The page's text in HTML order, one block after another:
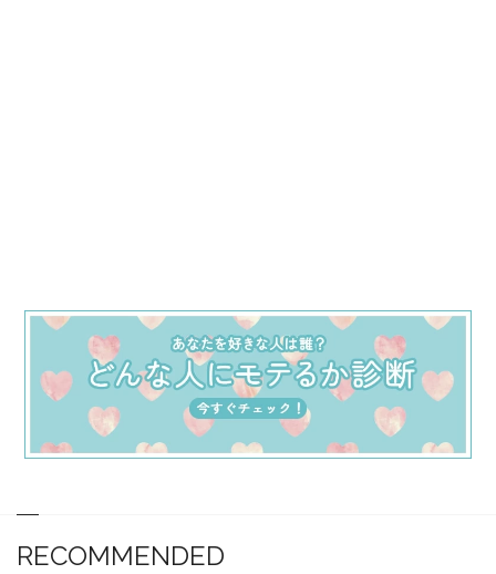
RECOMMENDED